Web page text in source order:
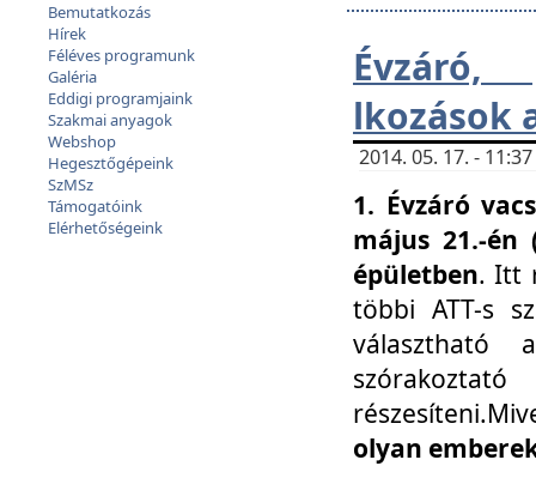
Bemutatkozás
Hírek
Féléves programunk
Galéria
Eddigi programjaink
Szakmai anyagok
Webshop
Hegesztőgépeink
SzMSz
Támogatóink
Elérhetőségeink
Évzáró,
lkozások
2014. 05. 17. -
1. Évzáró
május 21.-én
épületben. Itt
többi ATT-s
választható
olyan